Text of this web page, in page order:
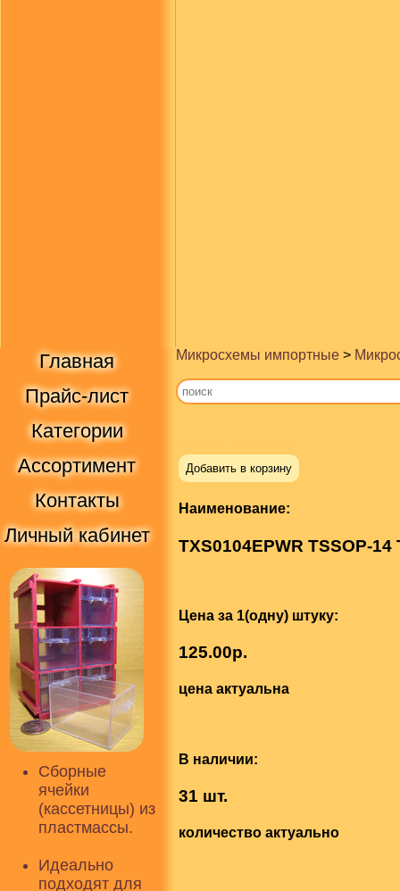
Главная
Прайс-лист
Категории
Ассортимент
Контакты
Личный кабинет
Сборные
ячейки
(кассетницы) из
пластмассы.
Идеально
подходят для
Микросхемы импортные >
Добавить в корзину
Наименование:
TXS0104EPWR TSSOP-14
Цена за 1(одну) штуку:
125.00р.
цена актуальна
В наличии:
31 шт.
количество актуально